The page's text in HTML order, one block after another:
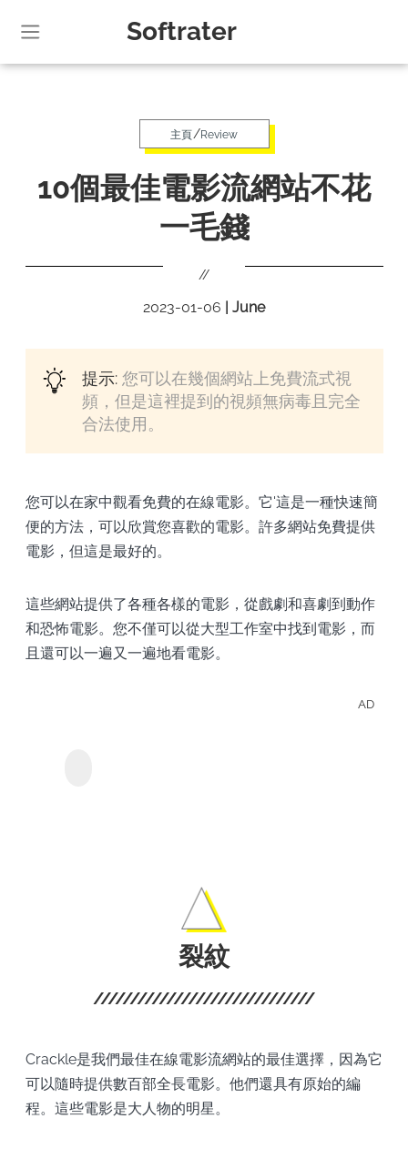
Softrater
主頁/Review
10個最佳電影流網站不花
一毛錢
//
2023-01-06 | June
提示:您可以在幾個網站上免費流式視
頻，但是這裡提到的視頻無病毒且完全
合法使用。
您可以在家中觀看免費的在線電影。它'這是一種快速簡
便的方法，可以欣賞您喜歡的電影。許多網站免費提供
電影，但這是最好的。
這些網站提供了各種各樣的電影，從戲劇和喜劇到動作
和恐怖電影。您不僅可以從大型工作室中找到電影，而
且還可以一遍又一遍地看電影。
AD
裂紋
Crackle是我們最佳在線電影流網站的最佳選擇，因為它
可以隨時提供數百部全長電影。他們還具有原始的編
程。這些電影是大人物的明星。